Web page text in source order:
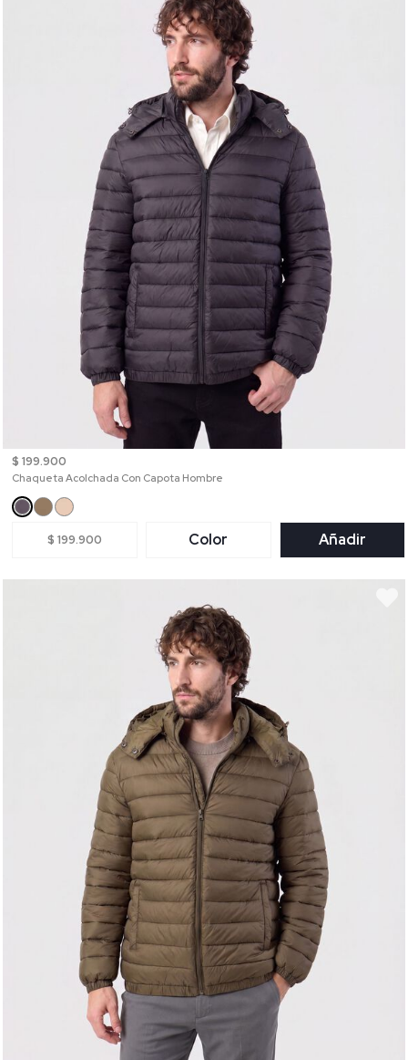
$ 199.900
Chaqueta Acolchada Con Capota Hombre
$ 199.900 Color Añadir